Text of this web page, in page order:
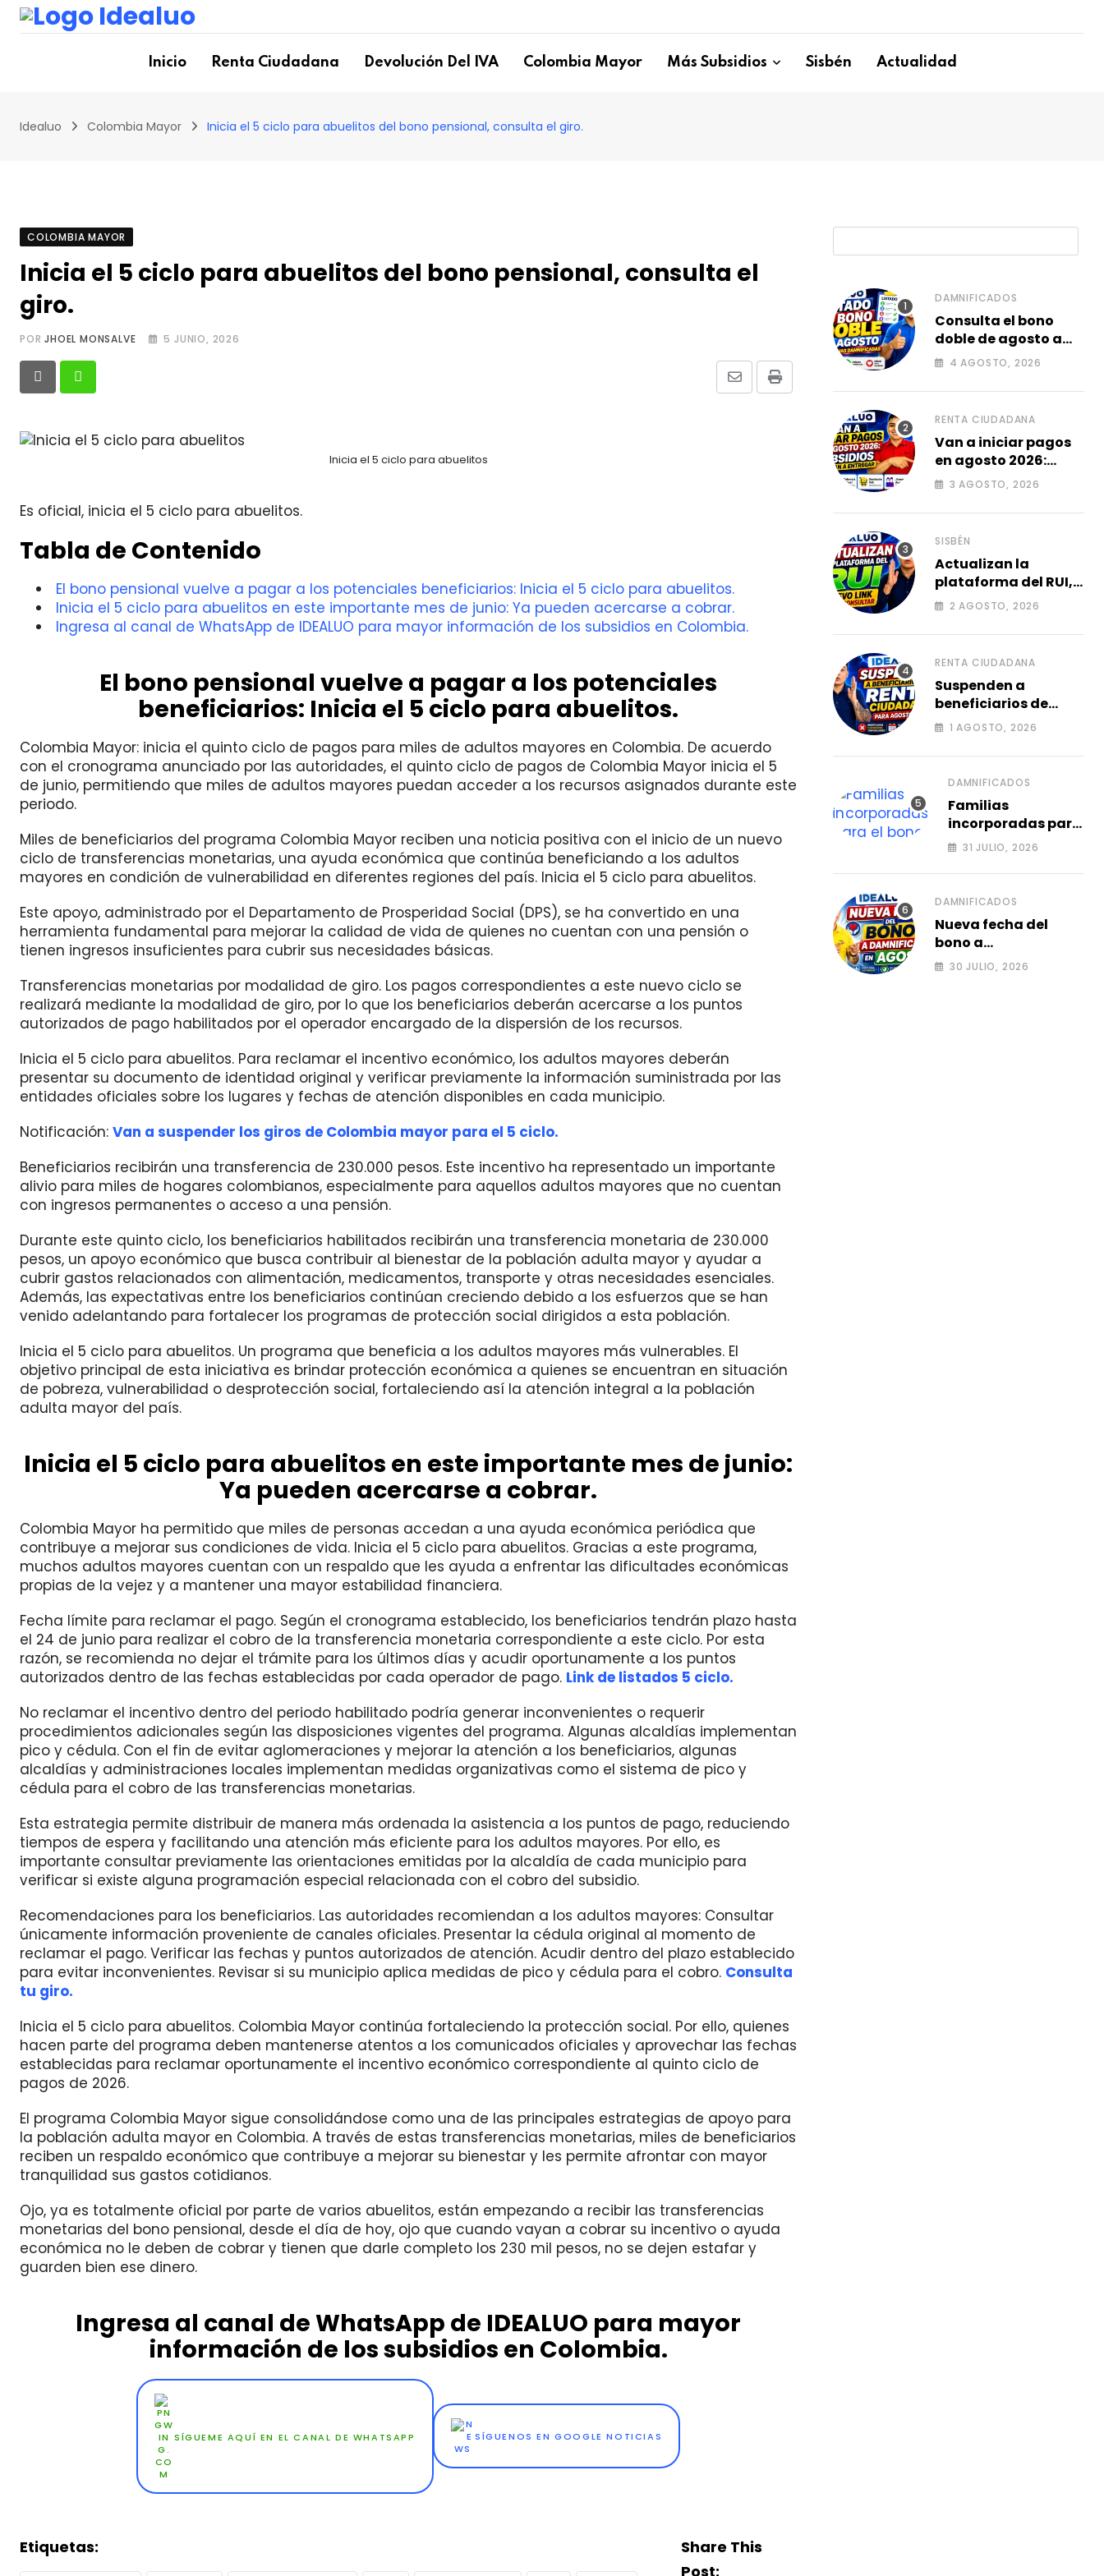
Skip
Inicio Renta Ciudadana Devolución Del IVA Colombia Mayor Más Subsidios Sisbén Actualidad
Idealuo Colombia Mayor Inicia el 5 ciclo para abuelitos del bono pensional, consulta el giro.
COLOMBIA MAYOR
Inicia el 5 ciclo para abuelitos del bono pensional, consulta el
giro.
PORJHOEL MONSALVE 5 JUNIO, 2026
Print
Share
Inicia el 5 ciclo para abuelitos
Es oficial, inicia el 5 ciclo para abuelitos.
Tabla de Contenido
El bono pensional vuelve a pagar a los potenciales beneficiarios: Inicia el 5 ciclo para abuelitos.
Inicia el 5 ciclo para abuelitos en este importante mes de junio: Ya pueden acercarse a cobrar.
Ingresa al canal de WhatsApp de IDEALUO para mayor información de los subsidios en Colombia.
El bono pensional vuelve a pagar a los potenciales
beneficiarios: Inicia el 5 ciclo para abuelitos.
Colombia Mayor: inicia el quinto ciclo de pagos para miles de adultos mayores en Colombia. De acuerdo
con el cronograma anunciado por las autoridades, el quinto ciclo de pagos de Colombia Mayor inicia el 5
de junio, permitiendo que miles de adultos mayores puedan acceder a los recursos asignados durante este
periodo.
Miles de beneficiarios del programa Colombia Mayor reciben una noticia positiva con el inicio de un nuevo
ciclo de transferencias monetarias, una ayuda económica que continúa beneficiando a los adultos
mayores en condición de vulnerabilidad en diferentes regiones del país. Inicia el 5 ciclo para abuelitos.
Este apoyo, administrado por el Departamento de Prosperidad Social (DPS), se ha convertido en una
herramienta fundamental para mejorar la calidad de vida de quienes no cuentan con una pensión o
tienen ingresos insuficientes para cubrir sus necesidades básicas.
Transferencias monetarias por modalidad de giro. Los pagos correspondientes a este nuevo ciclo se
realizará mediante la modalidad de giro, por lo que los beneficiarios deberán acercarse a los puntos
autorizados de pago habilitados por el operador encargado de la dispersión de los recursos.
Inicia el 5 ciclo para abuelitos. Para reclamar el incentivo económico, los adultos mayores deberán
presentar su documento de identidad original y verificar previamente la información suministrada por las
entidades oficiales sobre los lugares y fechas de atención disponibles en cada municipio.
Notificación: Van a suspender los giros de Colombia mayor para el 5 ciclo.
Beneficiarios recibirán una transferencia de 230.000 pesos. Este incentivo ha representado un importante
alivio para miles de hogares colombianos, especialmente para aquellos adultos mayores que no cuentan
con ingresos permanentes o acceso a una pensión.
Durante este quinto ciclo, los beneficiarios habilitados recibirán una transferencia monetaria de 230.000
pesos, un apoyo económico que busca contribuir al bienestar de la población adulta mayor y ayudar a
cubrir gastos relacionados con alimentación, medicamentos, transporte y otras necesidades esenciales.
Además, las expectativas entre los beneficiarios continúan creciendo debido a los esfuerzos que se han
venido adelantando para fortalecer los programas de protección social dirigidos a esta población.
Inicia el 5 ciclo para abuelitos. Un programa que beneficia a los adultos mayores más vulnerables. El
objetivo principal de esta iniciativa es brindar protección económica a quienes se encuentran en situación
de pobreza, vulnerabilidad o desprotección social, fortaleciendo así la atención integral a la población
adulta mayor del país.
Inicia el 5 ciclo para abuelitos en este importante mes de junio:
Ya pueden acercarse a cobrar.
Colombia Mayor ha permitido que miles de personas accedan a una ayuda económica periódica que
contribuye a mejorar sus condiciones de vida. Inicia el 5 ciclo para abuelitos. Gracias a este programa,
muchos adultos mayores cuentan con un respaldo que les ayuda a enfrentar las dificultades económicas
propias de la vejez y a mantener una mayor estabilidad financiera.
Fecha límite para reclamar el pago. Según el cronograma establecido, los beneficiarios tendrán plazo hasta
el 24 de junio para realizar el cobro de la transferencia monetaria correspondiente a este ciclo. Por esta
razón, se recomienda no dejar el trámite para los últimos días y acudir oportunamente a los puntos
autorizados dentro de las fechas establecidas por cada operador de pago. Link de listados 5 ciclo.
No reclamar el incentivo dentro del periodo habilitado podría generar inconvenientes o requerir
procedimientos adicionales según las disposiciones vigentes del programa. Algunas alcaldías implementan
pico y cédula. Con el fin de evitar aglomeraciones y mejorar la atención a los beneficiarios, algunas
alcaldías y administraciones locales implementan medidas organizativas como el sistema de pico y
cédula para el cobro de las transferencias monetarias.
Esta estrategia permite distribuir de manera más ordenada la asistencia a los puntos de pago, reduciendo
tiempos de espera y facilitando una atención más eficiente para los adultos mayores. Por ello, es
importante consultar previamente las orientaciones emitidas por la alcaldía de cada municipio para
verificar si existe alguna programación especial relacionada con el cobro del subsidio.
Recomendaciones para los beneficiarios. Las autoridades recomiendan a los adultos mayores: Consultar
únicamente información proveniente de canales oficiales. Presentar la cédula original al momento de
reclamar el pago. Verificar las fechas y puntos autorizados de atención. Acudir dentro del plazo establecido
para evitar inconvenientes. Revisar si su municipio aplica medidas de pico y cédula para el cobro. Consulta
tu giro.
Inicia el 5 ciclo para abuelitos. Colombia Mayor continúa fortaleciendo la protección social. Por ello, quienes
hacen parte del programa deben mantenerse atentos a los comunicados oficiales y aprovechar las fechas
establecidas para reclamar oportunamente el incentivo económico correspondiente al quinto ciclo de
pagos de 2026.
El programa Colombia Mayor sigue consolidándose como una de las principales estrategias de apoyo para
la población adulta mayor en Colombia. A través de estas transferencias monetarias, miles de beneficiarios
reciben un respaldo económico que contribuye a mejorar su bienestar y les permite afrontar con mayor
tranquilidad sus gastos cotidianos.
Ojo, ya es totalmente oficial por parte de varios abuelitos, están empezando a recibir las transferencias
monetarias del bono pensional, desde el día de hoy, ojo que cuando vayan a cobrar su incentivo o ayuda
económica no le deben de cobrar y tienen que darle completo los 230 mil pesos, no se dejen estafar y
guarden bien ese dinero.
Ingresa al canal de WhatsApp de IDEALUO para mayor
información de los subsidios en Colombia.
SÍGUEME AQUÍ EN EL CANAL DE WHATSAPP SÍGUENOS EN GOOGLE NOTICIAS
Etiquetas:
Share This
Post:
DAMNIFICADOS
Consulta el bono
doble de agosto a
familias
4 AGOSTO, 2026
RENTA CIUDADANA
Van a iniciar pagos
en agosto 2026:
subsidios que van a
3 AGOSTO, 2026
SISBÉN
Actualizan la
plataforma del RUI,
Link para consultar
2 AGOSTO, 2026
RENTA CIUDADANA
Suspenden a
beneficiarios de
renta ciudadana
1 AGOSTO, 2026
DAMNIFICADOS
Familias
incorporadas para
el bono de agosto
2026.
31 JULIO, 2026
DAMNIFICADOS
Nueva fecha del
bono a
damnificados en
30 JULIO, 2026